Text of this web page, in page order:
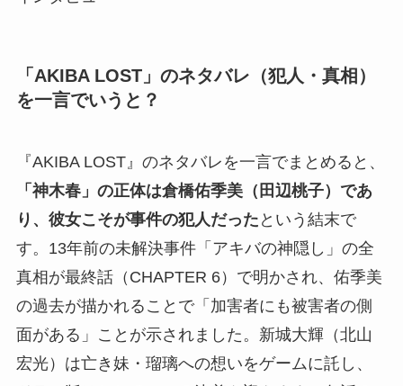
「AKIBA LOST」のネタバレ（犯人・真相）
を一言でいうと？
『AKIBA LOST』のネタバレを一言でまとめると、
「神木春」の正体は倉橋佑季美（田辺桃子）であ
り、彼女こそが事件の犯人だった という結末で
す。13年前の未解決事件「アキバの神隠し」の全
真相が最終話（CHAPTER 6）で明かされ、佑季美
の過去が描かれることで「加害者にも被害者の側
面がある」ことが示されました。新城大輝（北山
宏光）は亡き妹・瑠璃への想いをゲームに託し、